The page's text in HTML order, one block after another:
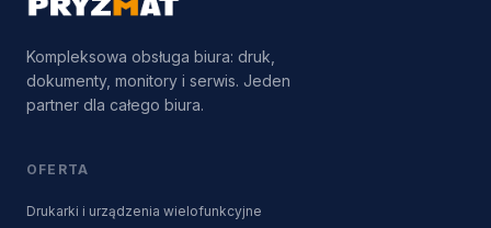
Kompleksowa obsługa biura: druk,
dokumenty, monitory i serwis. Jeden
partner dla całego biura.
OFERTA
Drukarki i urządzenia wielofunkcyjne